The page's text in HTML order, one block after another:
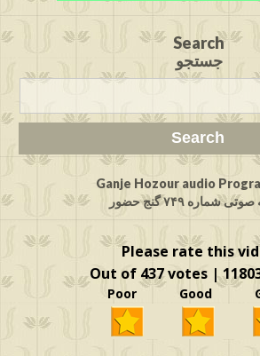
Search
جستجو
Ganje Hozour audio
شماره ۷۴۹ گنج حضور
Please rate this
Out of 437 votes |
Poor Good